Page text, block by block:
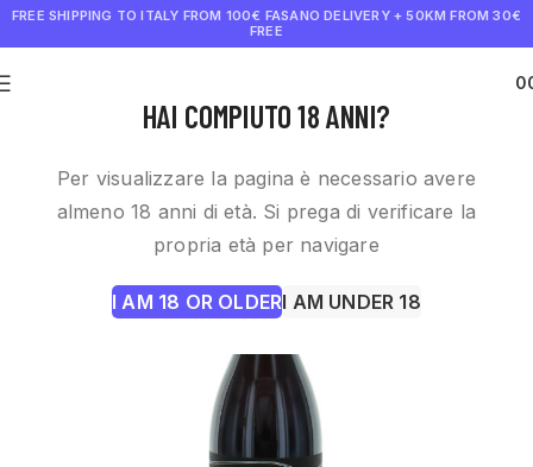
HAI COMPIUTO 18 ANNI?
Per visualizzare la pagina è necessario avere
almeno 18 anni di età. Si prega di verificare la
propria età per navigare
I AM 18 OR OLDERI AM UNDER 18
FREE SHIPPING TO ITALY FROM 100€ FASANO DELIVERY + 50KM FROM 30€
FREE